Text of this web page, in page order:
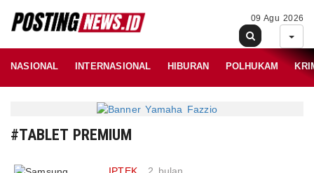
09 Agu 2026
NASIONAL INTERNASIONAL HIBURAN POLHUKAM
#TABLET PREMIUM